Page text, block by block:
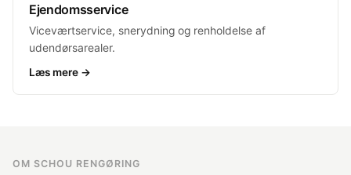
Ejendomsservice
Viceværtservice, snerydning og renholdelse af
udendørsarealer.
Læs mere →
OM SCHOU RENGØRING